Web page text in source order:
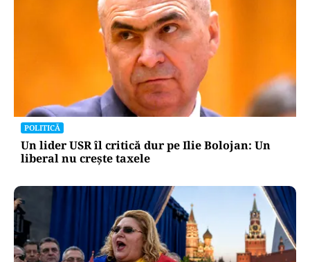
POLITICĂ
Un lider USR îl critică dur pe Ilie Bolojan: Un
liberal nu crește taxele